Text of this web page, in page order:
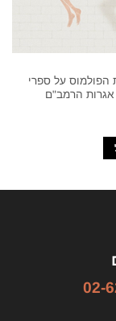
הפולמוס על ספרי
הרמב"ם
02-